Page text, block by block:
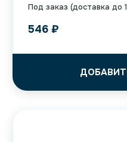
Под заказ (доставка до
546 ₽